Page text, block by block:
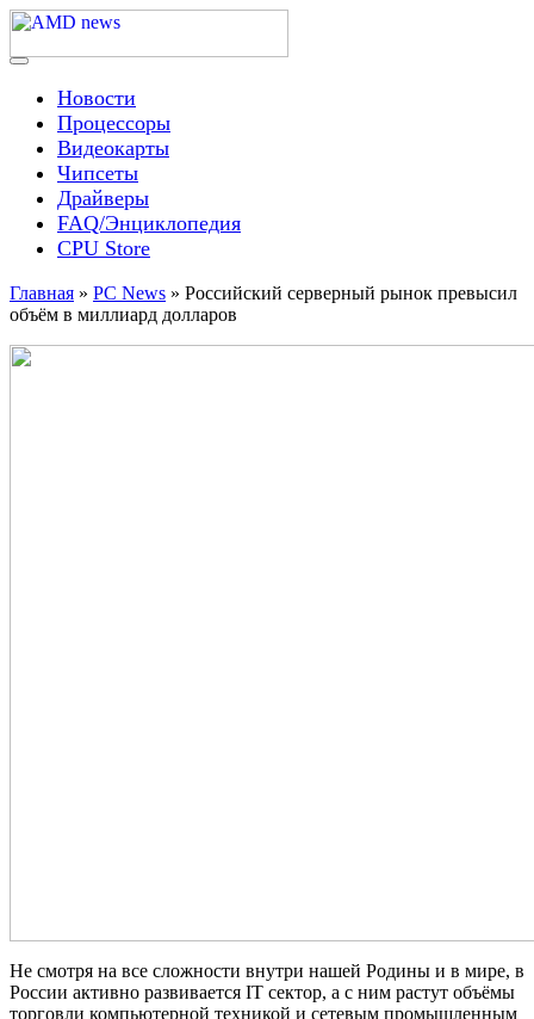
Skip
content
AMD news
Menu
Новости
Процессоры
Видеокарты
Чипсеты
Драйверы
FAQ/Энциклопедия
CPU Store
Главная » PC News » Российский серверный рынок превысил
объём в миллиард долларов
Не смотря на все сложности внутри нашей Родины и в мире, в
России активно развивается IT сектор, а с ним растут объёмы
торговли компьютерной техникой и сетевым промышленным